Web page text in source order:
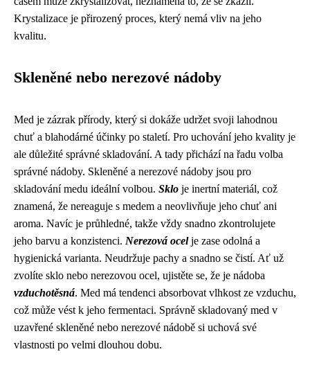
Krystalizace je přirozený proces, který nemá vliv na jeho
kvalitu.
Skleněné nebo nerezové nádoby
Med je zázrak přírody, který si dokáže udržet svoji lahodnou
chuť a blahodárné účinky po staletí. Pro uchování jeho kvality je
ale důležité správné skladování. A tady přichází na řadu volba
správné nádoby. Skleněné a nerezové nádoby jsou pro
skladování medu ideální volbou. Sklo je inertní materiál, což
znamená, že nereaguje s medem a neovlivňuje jeho chuť ani
aroma. Navíc je průhledné, takže vždy snadno zkontrolujete
jeho barvu a konzistenci. Nerezová ocelje zase odolná a
hygienická varianta. Neudržuje pachy a snadno se čistí. Ať už
zvolíte sklo nebo nerezovou ocel, ujistěte se, že je nádoba
vzduchotěsná. Med má tendenci absorbovat vlhkost ze vzduchu,
což může vést k jeho fermentaci. Správně skladovaný med v
uzavřené skleněné nebo nerezové nádobě si uchová své
vlastnosti po velmi dlouhou dobu.